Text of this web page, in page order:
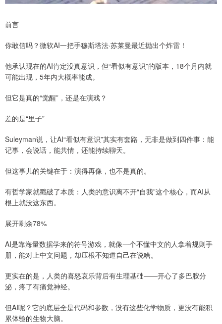
前言
你敢信吗？微软AI一把手穆斯塔法·苏莱曼最近抛出个炸雷！
他承认现在的AI肯定没真意识，但“看似有意识”的版本，18个月内就
可能出现，5年内大概率能成。
但它是真的“觉醒”，还是在演戏？
差的是“里子”
Suleyman说，让AI“看似有意识”其实有套路，无非是做到四件事：能
记事，会说话，能共情，还能持续聊天。
但这事儿的关键在于：演得再像，也不是真的。
有哲学家就戳破了本质：人类的意识离不开“自我”这个核心，而AI从
根上就没这东西。
展开剩余78%
AI是靠海量数据学来的符号游戏，就像一个不懂中文的人拿着规则手
册，能对上中文问题，却压根不知道自己在说啥。
更实在的是，人类的喜怒哀乐背后有生理基础——开心了多巴胺分
泌，疼了有痛觉神经。
但AI呢？它的底层全是代码和参数，没有这些化学物质，更没有能积
累体验的生物大脑。